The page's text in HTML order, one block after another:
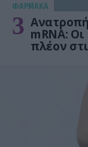
ΦΑΡΜΑΚΑ
3 mRNA:
πλέον